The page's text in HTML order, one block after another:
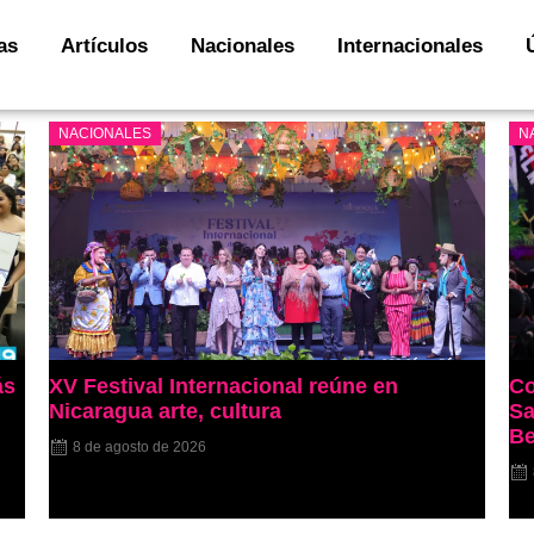
Artículos Nacionales Internacionales
NACIONALES
XV Festival Internacional reúne en
Nicaragua arte, cultura
8 de agosto de 2026